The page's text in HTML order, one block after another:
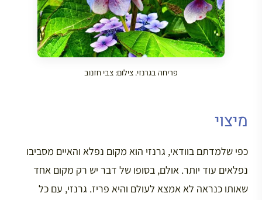
פריחה בגרנזי. צילום: צבי חזנוב
מיצוי
כפי שלמדתם בוודאי, גרנזי הוא מקום נפלא והאיים מסביבו
נפלאים עוד יותר. אולם, בסופו של דבר יש רק מקום אחד
שאותו כנראה לא אמצא לעולם והיא פריז. גרנזי, עם כל